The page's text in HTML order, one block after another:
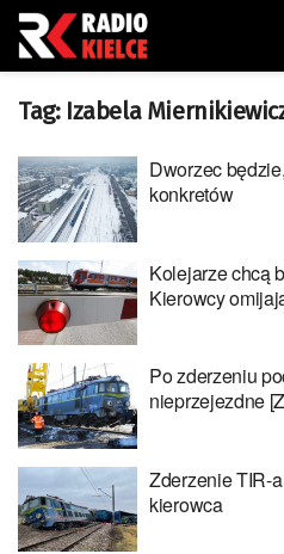
Tag: Izabela
Dworzec
konkretów
Kolejarze chcą
Kierowcy
Po zderzeniu
nieprzejezdne
Zderzenie TIR-
kierowca